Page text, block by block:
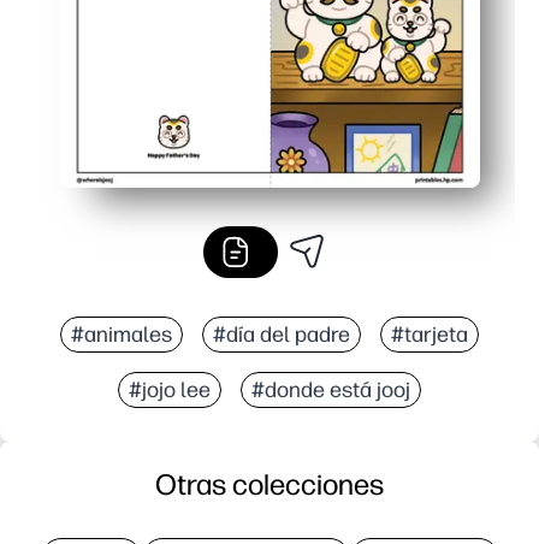
#animales #día del padre #tarjeta
#jojo lee #donde está jooj
Otras colecciones